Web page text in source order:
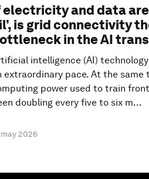
electricity and data are
is grid connectivity
in the AI
intelligence (AI)
extraordinary pace. At the same
power used to train
doubling every five to six m...
may 2026